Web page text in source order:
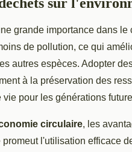
sur
grande importance dans le
de pollution, ce qui
autres espèces. Adopter
à la préservation des
pour les générations
circulaire, les
l'utilisation efficace